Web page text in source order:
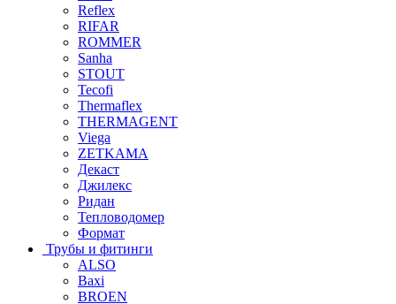
Reflex
RIFAR
ROMMER
Sanha
STOUT
Tecofi
Thermaflex
THERMAGENT
Viega
ZETKAMA
Декаст
Джилекс
Ридан
Тепловодомер
Формат
Трубы и фитинги
ALSO
Baxi
BROEN